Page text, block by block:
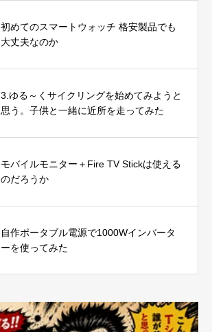
初めてのスマートウォッチ 格安製品でも
大丈夫なのか
3.ゆる～くサイクリングを始めてみようと
思う。子供と一緒に近所を走ってみた
モバイルモニター＋Fire TV Stickは使える
のだろうか
自作ポータブル電源で1000Wインバータ
ーを使ってみた